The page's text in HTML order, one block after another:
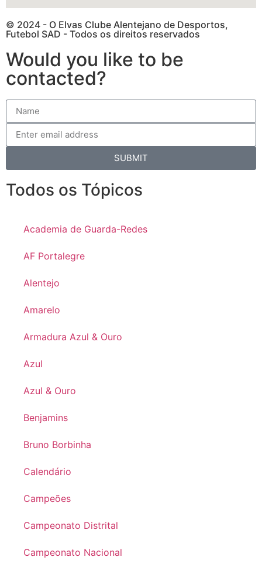
© 2024 - O Elvas Clube Alentejano de Desportos,
Futebol SAD - Todos os direitos reservados
Would you like to be
contacted?
SUBMIT
Todos os Tópicos
Academia de Guarda-Redes
AF Portalegre
Alentejo
Amarelo
Armadura Azul & Ouro
Azul
Azul & Ouro
Benjamins
Bruno Borbinha
Calendário
Campeões
Campeonato Distrital
Campeonato Nacional